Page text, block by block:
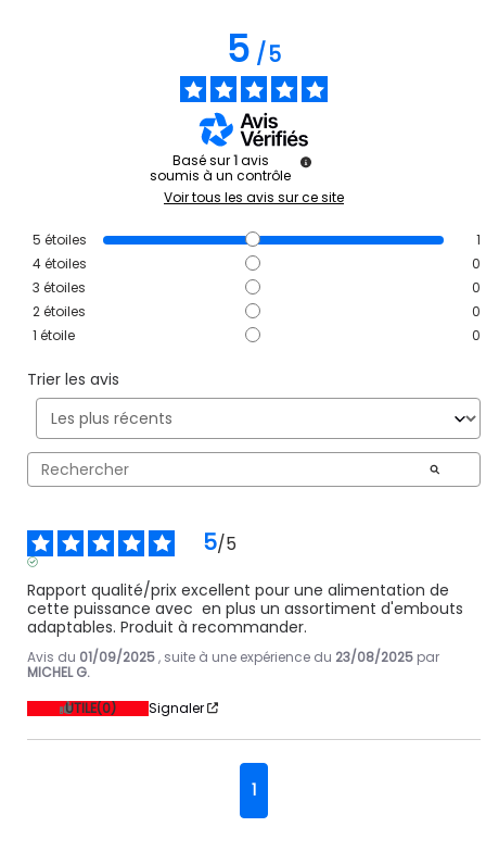
5/5
Basé sur1 avis
soumis à un contrôle
Voir tous les avis sur ce site
5 étoiles
1
4étoiles
0
3 étoiles
0
2étoiles
0
1 étoile 0
Trier les avis
5/5
Rapport qualité/prix excellent pour une alimentation de
cette puissance avec  en plus un assortiment d'embouts
adaptables. Produit à recommander.
Avis du 01/09/2025, suite à une expérience du 23/08/2025 par
MICHEL G.
UTILE(0) Signaler
1